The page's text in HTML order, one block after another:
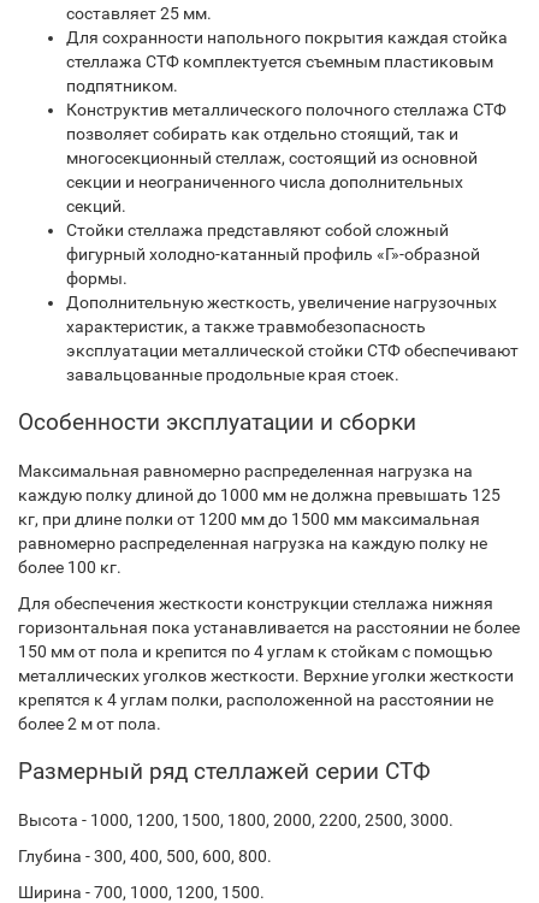
составляет 25 мм.
Для сохранности напольного покрытия каждая стойка
стеллажа СТФ комплектуется съемным пластиковым
подпятником.
Конструктив металлического полочного стеллажа СТФ
позволяет собирать как отдельно стоящий, так и
многосекционный стеллаж, состоящий из основной
секции и неограниченного числа дополнительных
секций.
Стойки стеллажа представляют собой сложный
фигурный холодно-катанный профиль «Г»-образной
формы.
Дополнительную жесткость, увеличение нагрузочных
характеристик, а также травмобезопасность
эксплуатации металлической стойки СТФ обеспечивают
завальцованные продольные края стоек.
Особенности эксплуатации и сборки
Максимальная равномерно распределенная нагрузка на
каждую полку длиной до 1000 мм не должна превышать 125
кг, при длине полки от 1200 мм до 1500 мм максимальная
равномерно распределенная нагрузка на каждую полку не
более 100 кг.
Для обеспечения жесткости конструкции стеллажа нижняя
горизонтальная пока устанавливается на расстоянии не более
150 мм от пола и крепится по 4 углам к стойкам с помощью
металлических уголков жесткости. Верхние уголки жесткости
крепятся к 4 углам полки, расположенной на расстоянии не
более 2 м от пола.
Размерный ряд стеллажей серии СТФ
Высота - 1000, 1200, 1500, 1800, 2000, 2200, 2500, 3000.
Глубина - 300, 400, 500, 600, 800.
Ширина - 700, 1000, 1200, 1500.